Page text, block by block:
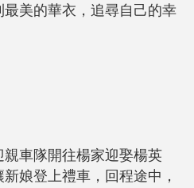
美的華衣，追尋自己的幸
車隊開往楊家迎娶楊英
娘登上禮車，回程途中，